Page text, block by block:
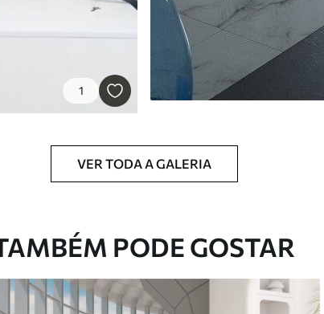
1
VER TODA A GALERIA
PODE GOSTAR